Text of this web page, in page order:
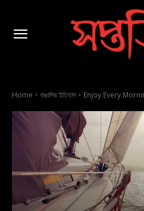
Home বাঙালির ইতিহাস Enjoy Every